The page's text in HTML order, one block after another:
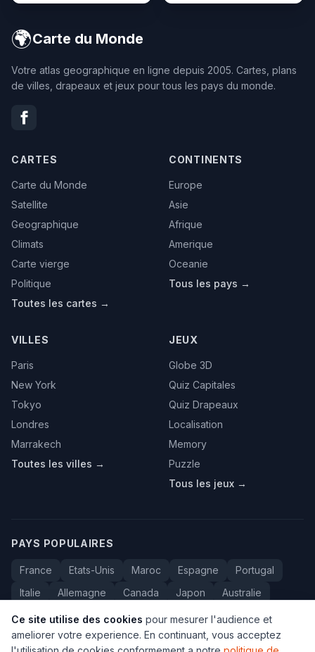
🌍Carte du Monde
Votre atlas geographique en ligne depuis 2005. Cartes, plans
de villes, drapeaux et jeux pour tous les pays du monde.
CARTES
Carte du Monde
Satellite
Geographique
Climats
Carte vierge
Politique
Toutes les cartes →
CONTINENTS
Europe
Asie
Afrique
Amerique
Oceanie
Tous les pays →
VILLES
Paris
New York
Tokyo
Londres
Marrakech
Toutes les villes →
JEUX
Globe 3D
Quiz Capitales
Quiz Drapeaux
Localisation
Memory
Puzzle
Tous les jeux →
PAYS POPULAIRES
France Etats-Unis Maroc Espagne
Portugal
Italie
Allemagne Canada Japon
Australie
Bresil
Algerie Tunisie Belgique Drapeaux
Ce site utilise des cookies pour mesurer l'audience et
ameliorer votre experience. En continuant, vous acceptez